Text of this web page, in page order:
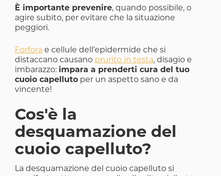
È importante prevenire, quando possibile, o
agire subito, per evitare che la situazione
peggiori.
Forfora e cellule dell’epidermide che si
distaccano causano prurito in testa, disagio e
imbarazzo: impara a prenderti cura del tuo
cuoio capelluto per un aspetto sano e da
vincente!
Cos'è la
desquamazione del
cuoio capelluto?
La desquamazione del cuoio capelluto si